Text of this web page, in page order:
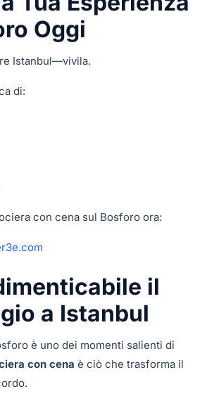
Oggi
Istanbul—vivila.
di:
con cena sul Bosforo ora:
il
a Istanbul
è uno dei momenti salienti di
con cena è ciò che trasforma il